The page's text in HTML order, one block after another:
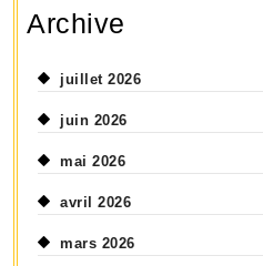
Archive
juillet 2026
juin 2026
mai 2026
avril 2026
mars 2026